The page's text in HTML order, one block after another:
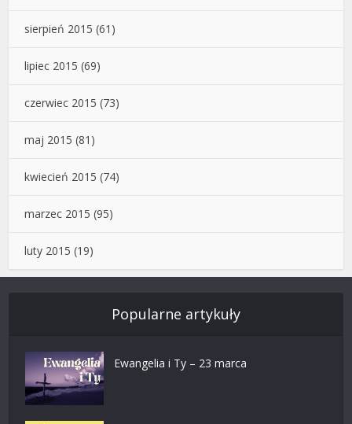
sierpień 2015 (61)
lipiec 2015 (69)
czerwiec 2015 (73)
maj 2015 (81)
kwiecień 2015 (74)
marzec 2015 (95)
luty 2015 (19)
Popularne artykuły
Ewangelia i Ty – 23 marca